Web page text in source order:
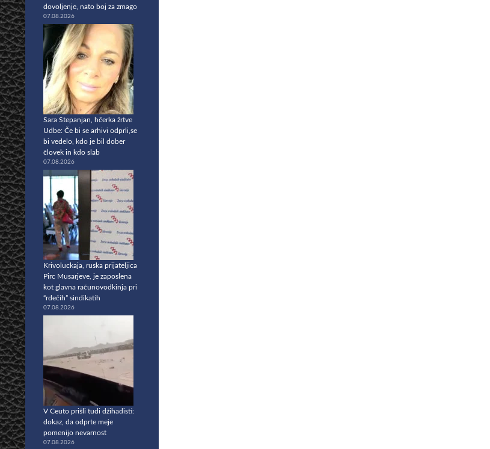
dovoljenje, nato boj za zmago
07.08.2026
Sara Stepanjan, hčerka žrtve
Udbe: Če bi se arhivi odprli,se
bi vedelo, kdo je bil dober
človek in kdo slab
07.08.2026
Krivoluckaja, ruska prijateljica
Pirc Musarjeve, je zaposlena
kot glavna računovodkinja pri
“rdečih” sindikatih
07.08.2026
V Ceuto prišli tudi džihadisti:
dokaz, da odprte meje
pomenijo nevarnost
07.08.2026